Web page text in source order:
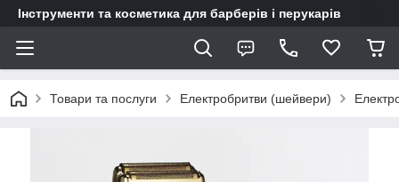
Інструменти та косметика для барберів і перукарів
Товари та послуги Електробритви (шейвери)